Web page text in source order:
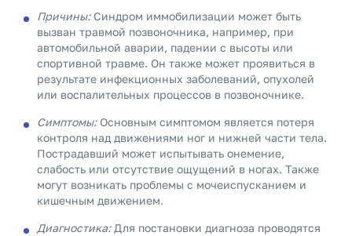
Причины:Синдром иммобилизации может быть
вызван травмой позвоночника, например, при
автомобильной аварии, падении с высоты или
спортивной травме. Он также может проявиться в
результате инфекционных заболеваний, опухолей
или воспалительных процессов в позвоночнике.
Симптомы:Основным симптомом является потеря
контроля над движениями ног и нижней части тела.
Пострадавший может испытывать онемение,
слабость или отсутствие ощущений в ногах. Также
могут возникать проблемы с мочеиспусканием и
кишечным движением.
Диагностика:Для постановки диагноза проводятся